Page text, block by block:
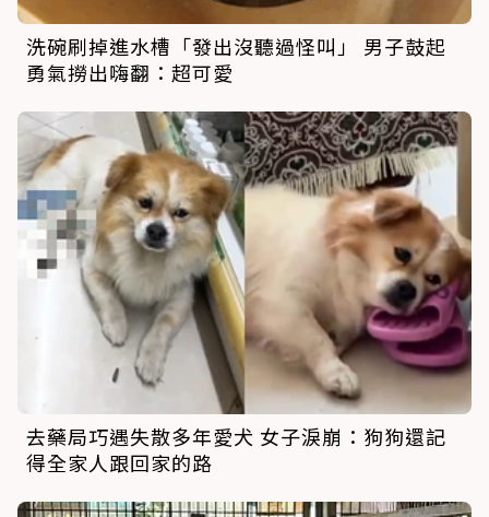
洗碗刷掉進水槽「發出沒聽過怪叫」 男子鼓起
勇氣撈出嗨翻：超可愛
去藥局巧遇失散多年愛犬 女子淚崩：狗狗還記
得全家人跟回家的路